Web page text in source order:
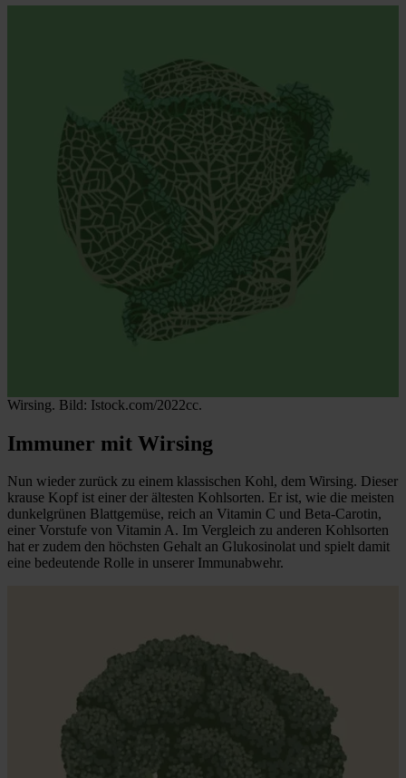
Wirsing. Bild: Istock.com/2022cc.
Immuner mit Wirsing
Nun wieder zurück zu einem klassischen Kohl, dem Wirsing. Dieser
krause Kopf ist einer der ältesten Kohlsorten. Er ist, wie die meisten
dunkelgrünen Blattgemüse, reich an Vitamin C und Beta-Carotin,
einer Vorstufe von Vitamin A. Im Vergleich zu anderen Kohlsorten
hat er zudem den höchsten Gehalt an Glukosinolat und spielt damit
eine bedeutende Rolle in unserer Immunabwehr.